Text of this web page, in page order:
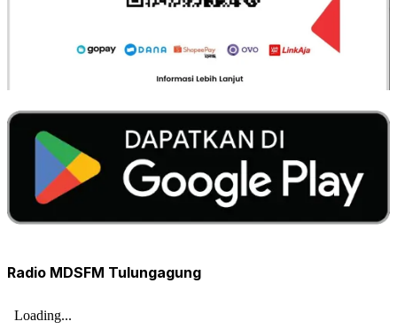
Radio MDSFM Tulungagung